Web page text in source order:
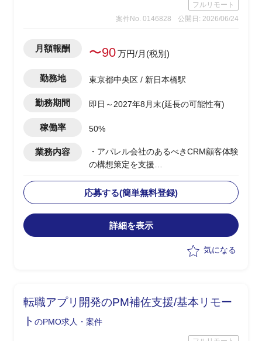
フルリモート
案件No. 0146828
公開日: 2026/06/24
月額報酬 〜90万円/月(税別)
勤務地 東京都中央区 / 新日本橋駅
勤務期間 即日～2027年8月末(延長の可能性有)
稼働率 50%
業務内容
・アパレル会社のあるべきCRM顧客体験
の構想策定を支援
内の主要メンバーの方と合意形成した上
で
OMO機能を含めたあるべき姿を具体化
・幹部の合意を得るために、ユーザー調
て、
どの商品ジャンルで市場ポジションを狙
応募する(簡単無料登録)
詳細を表示
気になる
転職アプリ開発のPM補佐支援/基本リモー
ト のPMO求人・案件